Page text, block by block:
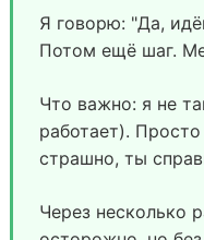
Я говорю: "Да,
Потом ещё шаг.
Что важно: я не
работает).
страшно, ты
Через несколько